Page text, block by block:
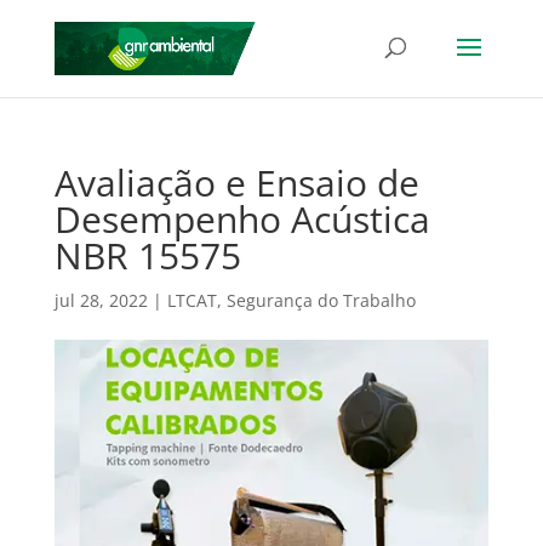
Avaliação e Ensaio de
Desempenho Acústica
NBR 15575
jul 28, 2022| LTCAT, Segurança do Trabalho